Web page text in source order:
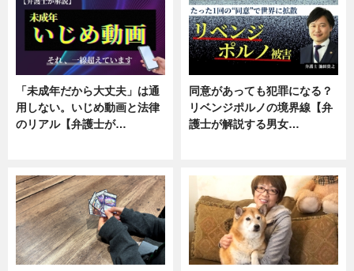
「未成年だから大丈夫」は通
用しない。いじめ動画と法律
のリアル【弁護士が…
同意があっても犯罪になる？
リベンジポルノの境界線【弁
護士が解説する男女…